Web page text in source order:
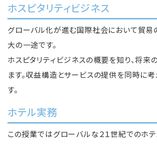
ホスピタリティビジネス
グローバル化が進む国際社会において貿易
大の一途です。
ホスピタリティビジネスの概要を知り、将来
ます。収益構造とサービスの提供を同時に
す。
ホテル実務
この授業ではグローバルな２１世紀でのホ